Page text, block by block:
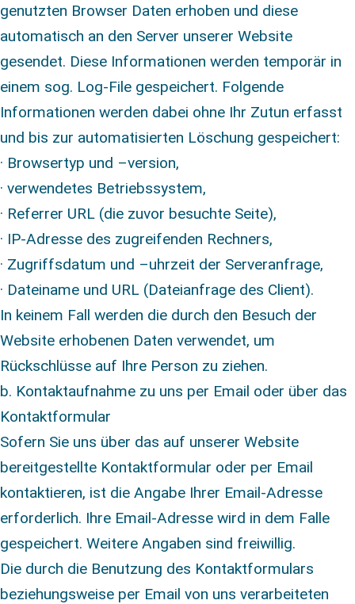
genutzten Browser Daten erhoben und diese
automatisch an den Server unserer Website
gesendet. Diese Informationen werden temporär in
einem sog. Log-File gespeichert. Folgende
Informationen werden dabei ohne Ihr Zutun erfasst
und bis zur automatisierten Löschung gespeichert:
· Browsertyp und –version,
· verwendetes Betriebssystem,
· Referrer URL (die zuvor besuchte Seite),
· IP-Adresse des zugreifenden Rechners,
· Zugriffsdatum und –uhrzeit der Serveranfrage,
· Dateiname und URL (Dateianfrage des Client).
In keinem Fall werden die durch den Besuch der
Website erhobenen Daten verwendet, um
Rückschlüsse auf Ihre Person zu ziehen.
b. Kontaktaufnahme zu uns per Email oder über das
Kontaktformular
Sofern Sie uns über das auf unserer Website
bereitgestellte Kontaktformular oder per Email
kontaktieren, ist die Angabe Ihrer Email-Adresse
erforderlich. Ihre Email-Adresse wird in dem Falle
gespeichert. Weitere Angaben sind freiwillig.
Die durch die Benutzung des Kontaktformulars
beziehungsweise per Email von uns verarbeiteten